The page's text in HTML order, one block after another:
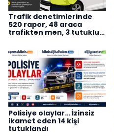
Trafik denetimlerinde
520 rapor, 48 araca
trafikten men, 3 tutuklu…
Polisiye olaylar… İzinsiz
ikamet eden 14 kişi
tutuklandı